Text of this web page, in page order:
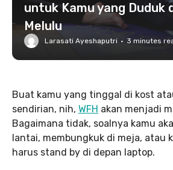
untuk Kamu yang Duduk
Melulu
Larasati Ayeshaputri · 3 minutes
Buat kamu yang tinggal di kost
sendirian, nih, WFH akan menjadi
Bagaimana tidak, soalnya kamu
lantai, membungkuk di meja, atau
harus stand by di depan laptop.